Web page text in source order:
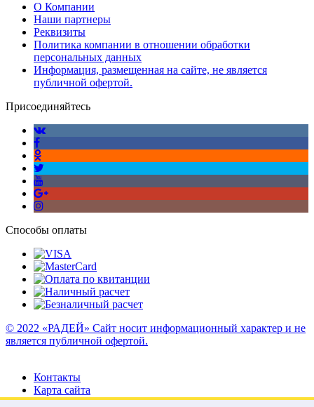
О Компании
Наши партнеры
Реквизиты
Политика компании в отношении обработки
персональных данных
Информация, размещенная на сайте, не является
публичной офертой.
Присоединяйтесь
Способы оплаты
© 2022 «РАДЕЙ» Сайт носит информационный характер и не
является публичной офертой.
Контакты
Карта сайта